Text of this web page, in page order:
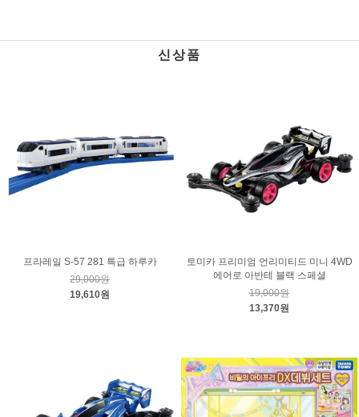
신상품
프라레일 S-57 281 특급 하루카
29,000원
19,610원
토미카 프리미엄 언리미티드 미니 4WD
에어로 아반테 블랙 스페셜
19,000원
13,370원